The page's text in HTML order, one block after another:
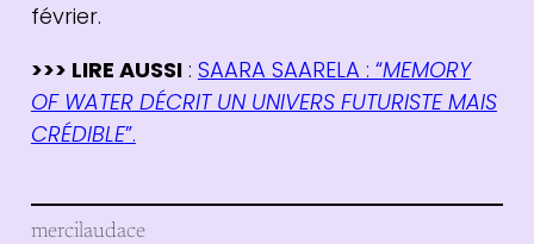
février.
>>> LIRE AUSSI: SAARA SAARELA : “MEMORY
OF WATER DÉCRIT UN UNIVERS FUTURISTE MAIS
CRÉDIBLE”.
mercilaudace